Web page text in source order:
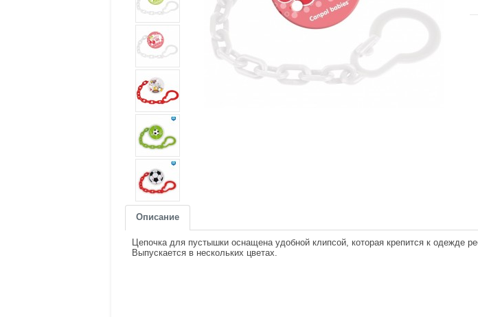
Описание
Цепочка для пустышки оснащена удобной клипсой, которая крепится к одежде
Выпускается в нескольких цветах.